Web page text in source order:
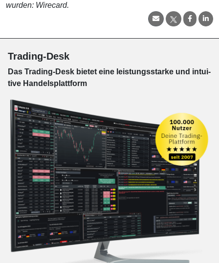
wurden: Wirecard.
Trading-Desk
Das Trading-Desk bie­tet eine leis­tungs­star­ke und in­tui­
tive Han­dels­platt­form